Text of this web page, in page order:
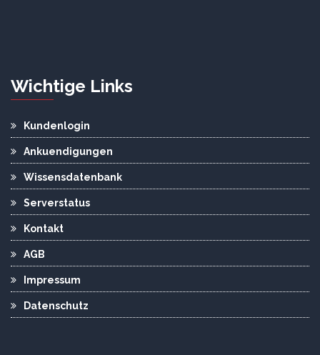
Wichtige Links
Kundenlogin
Ankuendigungen
Wissensdatenbank
Serverstatus
Kontakt
AGB
Impressum
Datenschutz